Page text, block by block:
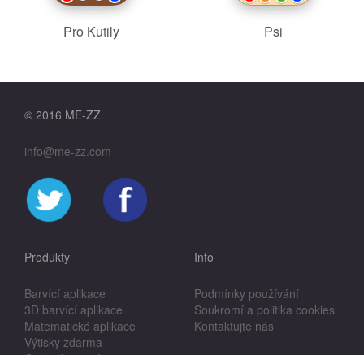
Pro Kutily Psi
© 2016 ME-ZZ
info@me-zz.com
Produkty
Barvící aplikace
3D barvící aplikace
Matematické aplikace
Výtisky zdarma
Info
Podmínky používání
Soukromí a politika cookies
Kontaktujte nás